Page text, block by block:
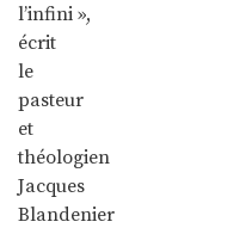
l’infini »,
écrit
le
pasteur
et
théologien
Jacques
Blandenier